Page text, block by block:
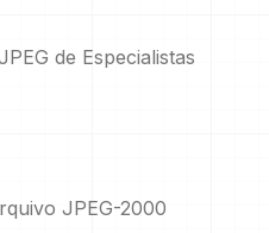
de Especialistas
JPEG-2000